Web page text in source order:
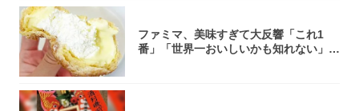
ファミマ、美味すぎて大反響「これ1
番」「世界一おいしいかも知れない」